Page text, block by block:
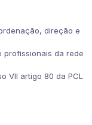
direção e
profissionais da rede
VII artigo 80 da PCL